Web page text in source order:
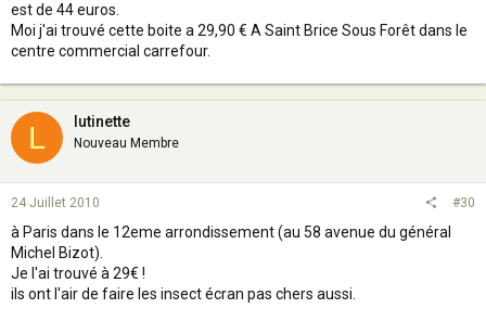
est de 44 euros.
Moi j'ai trouvé cette boite a 29,90 € A Saint Brice Sous Forêt dans le
centre commercial carrefour.
L lutinette
Nouveau Membre
24 Juillet 2010 #30
à Paris dans le 12eme arrondissement (au 58 avenue du général
Michel Bizot).
Je l'ai trouvé à 29€ !
ils ont l'air de faire les insect écran pas chers aussi.